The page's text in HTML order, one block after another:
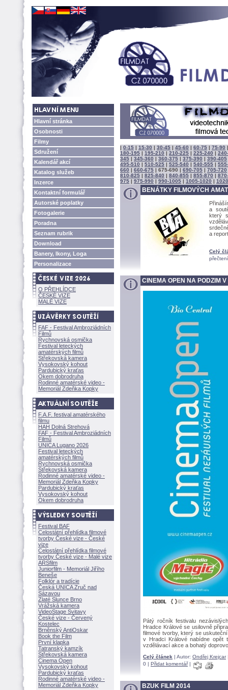
Hlavní stránka
Osobnosti
Filmy
Sdružení
Kalendář akcí
Katalog služeb
Inzerce
Kontaktní formulář
Autorské poplatky
Fotogalerie
Poradna
Seznam rubrik
Download
Banery, Ikony, Loga
Personalizace
O PŘEHLÍDCE
ČESKÉ VIZE
MALÉ VIZE
FAF - Festival Ambroziádních
Filmů
Rychnovská osmička
Festival leteckých
amatérských filmů
Střekovská kamera
Vysokovský kohout
Pardubický kraťas
Okem dobrodruha
Rodinné amatérské video -
Memoriál Zdeňka Kopky
F.A.F. festival amatérského
filmu
HAH Dolná Strehov
FAF - Festival Ambroziádních
Filmů
UNICA Lugano 2026
Festival leteckých
amatérských filmů
Rychnovská osmička
Střekovská kamera
Rodinné amatérské video -
Memoriál Zdeňka Kopky
Pardubický kraťas
Vysokovský kohout
Okem dobrodruha
Festival BAF
Celostátní přehlídka filmové
tvorby České vize - České
vize
Celostátní přehlídka filmové
tvorby České vize - Malé vize
ARSfilm
Juniorfilm - Memoriál Jiřího
Beneše
Folklór a tradície
Česká UNICA Zruč nad
Sázavou
Zlaté Slunce Brno
Vrážská kamera
VideoStage Svitavy
České vize - Červený
Kostelec
Brněnský AntiOskar
Book the Film
První klapka
Tatranský kamzík
Střekovská kamera
Cinema Open
Vysokovský kohout
Pardubický kraťas
Rodinné amatérské video -
Memoriál Zdeňka Kopky
| 0-15 | 15-30 | 30-45 | 45-60 | 60-75 | 75-90
180-195 | 195-210 | 210-225 | 225-240 |
345 | 345-360 | 360-375 | 375-390 | 390-405
495-510 | 510-525 | 525-540 | 540-555 |
660 | 660-675 | 675-690 | 690-705 | 705-720
810-825 | 825-840 | 840-855 | 855-870 |
975 | 975-990 | 990-1005 | 1005-1020 |
BENÁTKY FILMOVÝCH
a
který
a
Celý
CINEMA OPEN NA PODZIM
Pátý ročník festivalu
Hradce Králové se usilovně
filmové tvorby, který se
v Hradci Králové nabídne opět
vzdělávací akce a bohatý
Celý článek | Autor: Ondřej Krejcar
0 | Přidat komentář|
BZUK FILM 2014